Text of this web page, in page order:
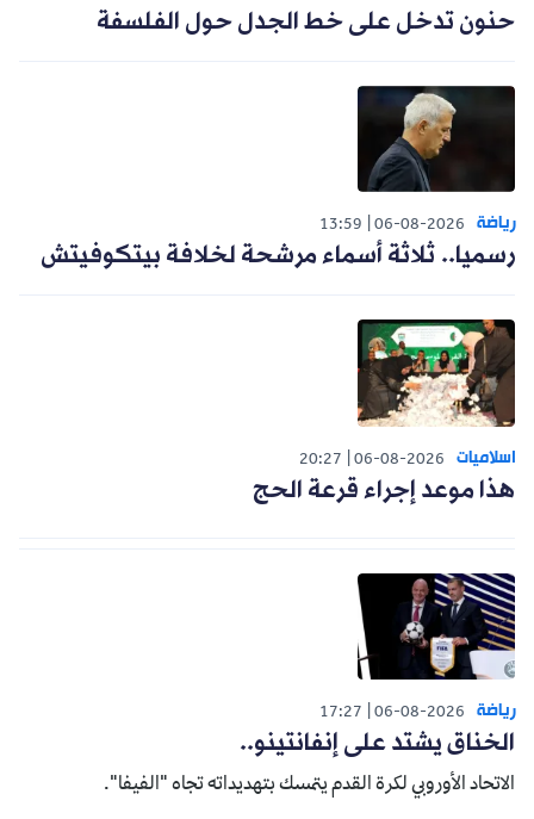
حنون تدخل على خط الجدل حول الفلسفة
رياضة 06-08-2026
13:59
رسميا.. ثلاثة أسماء مرشحة لخلافة بيتكوفيتش
اسلاميات 06-08-2026
20:27
هذا موعد إجراء قرعة الحج
رياضة 06-08-2026
17:27
الخناق يشتد على إنفانتينو..
الاتحاد الأوروبي لكرة القدم يتمسك بتهديداته تجاه "الفيفا".